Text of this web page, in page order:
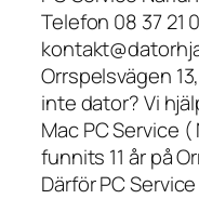
Telefon 08 37 21
Orrspelsvägen
inte dator? Vi
Mac PC Service
funnits 11 år på
Därför PC